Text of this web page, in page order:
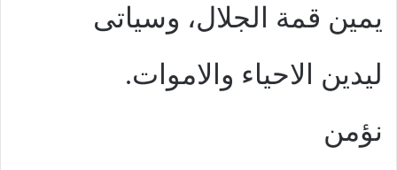
يمين قمة الجلال، وسياتى
ليدين الاحياء والاموات.
نؤمن